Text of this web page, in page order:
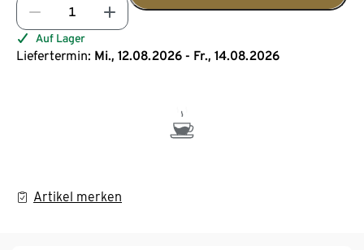
Auf Lager
Liefertermin: Mi., 12.08.2026 - Fr., 14.08.2026
Artikel merken